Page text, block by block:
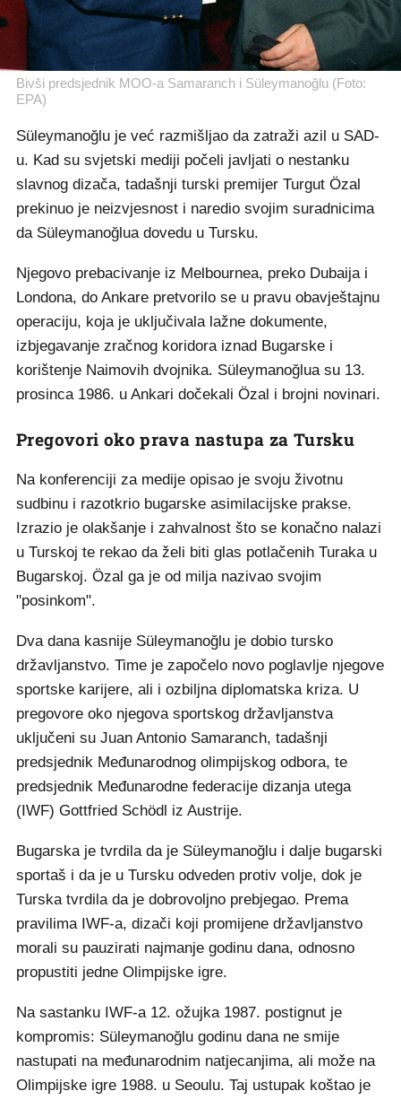
Bivši predsjednik MOO-a Samaranch i Süleymanoğlu (Foto:
EPA)
Süleymanoğlu je već razmišljao da zatraži azil u SAD-
u. Kad su svjetski mediji počeli javljati o nestanku
slavnog dizača, tadašnji turski premijer Turgut Özal
prekinuo je neizvjesnost i naredio svojim suradnicima
da Süleymanoğlua dovedu u Tursku.
Njegovo prebacivanje iz Melbournea, preko Dubaija i
Londona, do Ankare pretvorilo se u pravu obavještajnu
operaciju, koja je uključivala lažne dokumente,
izbjegavanje zračnog koridora iznad Bugarske i
korištenje Naimovih dvojnika. Süleymanoğlua su 13.
prosinca 1986. u Ankari dočekali Özal i brojni novinari.
Pregovori oko prava nastupa za Tursku
Na konferenciji za medije opisao je svoju životnu
sudbinu i razotkrio bugarske asimilacijske prakse.
Izrazio je olakšanje i zahvalnost što se konačno nalazi
u Turskoj te rekao da želi biti glas potlačenih Turaka u
Bugarskoj. Özal ga je od milja nazivao svojim
"posinkom".
Dva dana kasnije Süleymanoğlu je dobio tursko
državljanstvo. Time je započelo novo poglavlje njegove
sportske karijere, ali i ozbiljna diplomatska kriza. U
pregovore oko njegova sportskog državljanstva
uključeni su Juan Antonio Samaranch, tadašnji
predsjednik Međunarodnog olimpijskog odbora, te
predsjednik Međunarodne federacije dizanja utega
(IWF) Gottfried Schödl iz Austrije.
Bugarska je tvrdila da je Süleymanoğlu i dalje bugarski
sportaš i da je u Tursku odveden protiv volje, dok je
Turska tvrdila da je dobrovoljno prebjegao. Prema
pravilima IWF-a, dizači koji promijene državljanstvo
morali su pauzirati najmanje godinu dana, odnosno
propustiti jedne Olimpijske igre.
Na sastanku IWF-a 12. ožujka 1987. postignut je
kompromis: Süleymanoğlu godinu dana ne smije
nastupati na međunarodnim natjecanjima, ali može na
Olimpijske igre 1988. u Seoulu. Taj ustupak koštao je